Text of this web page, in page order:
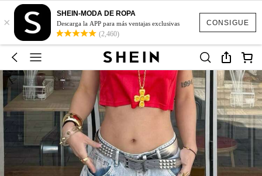
CONSIGUE
×
SHEIN-MODA DE ROPA
Descarga la APP para más ventajas exclusivas
(2,460)